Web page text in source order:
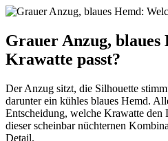
Grauer Anzug, blaues
Krawatte passt?
Der Anzug sitzt, die Silhouette
darunter ein kühles blaues Hemd.
Entscheidung, welche Krawatte den
dieser scheinbar nüchternen
Detail.